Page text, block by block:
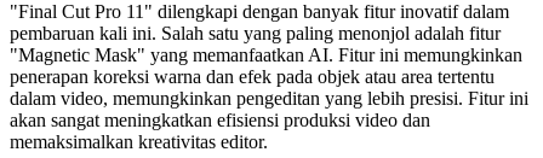
"Final Cut Pro 11" dilengkapi dengan banyak fitur inovatif dalam
pembaruan kali ini. Salah satu yang paling menonjol adalah fitur
"Magnetic Mask" yang memanfaatkan AI. Fitur ini memungkinkan
penerapan koreksi warna dan efek pada objek atau area tertentu
dalam video, memungkinkan pengeditan yang lebih presisi. Fitur ini
akan sangat meningkatkan efisiensi produksi video dan
memaksimalkan kreativitas editor.